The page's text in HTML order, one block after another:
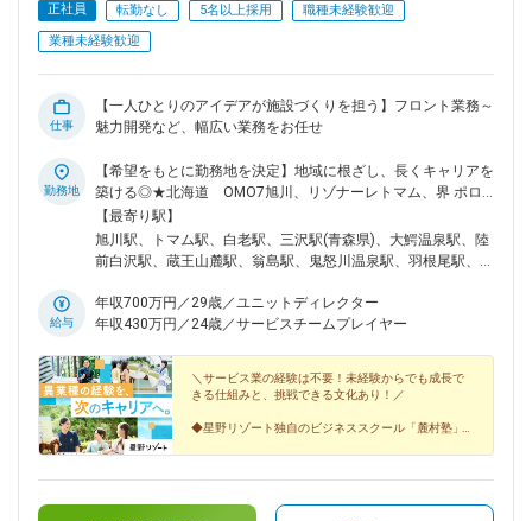
正社員 転勤なし 5名以上採用
職種未経験歓迎
業種未経験歓迎
仕事
【一人ひとりのアイデアが施設づくりを担う】フロント業務～
魅力開発など、幅広い業務をお任せ
勤務地
【希望をもとに勤務地を決定】地域に根ざし、長くキャリアを
築ける◎★北海道 OMO7旭川、リゾナーレトマム、界 ポロト
★青森 青森屋、奥入瀬渓流ホテル、界 津軽★宮城 界 秋保
★山形 界 蔵王（26年秋開業予定）★福島 磐梯山温泉ホテ
ル★栃木 界 鬼怒川★群馬 界 草津★神奈川 界 箱根、界 仙
岳、星のや富士★岐阜 界 奥飛騨★長野 界 アルプス★静
岡 界 伊東、界 アンジン、界 遠州、リゾナーレ熱海★京都
島 界 宮島（26年夏開業予定）★山口 界 長門★高知
OMO7高知★長崎 界 雲仙★大分 界 由布院、界 別府★鹿児
島 界 霧島★沖縄 星のや竹富島、星のや沖縄、リゾナーレ
小浜島、西表島ホテル開業前に入社された場合、全国の星野リ
ゾート施設で勤務後、開業時期に異動となります。勤務地・異
【最寄り駅】
旭川駅、トマム駅、白老駅、三沢駅(青森県)、大鰐温泉駅、陸
前白沢駅、蔵王山麓駅、翁島駅、鬼怒川温泉駅、羽根尾駅、塔
新島々駅、信濃木崎駅、伊東駅、寸座駅、来宮駅、トロッコ嵐
山駅、新今宮駅、玉造温泉駅、出雲大社前駅、宮島口駅、長門
霧島神宮駅、浦添前田駅、新今宮駅前駅、宝永町駅、動物園前
駅、デンテツターミナルビル前駅
給与
年収700万円／29歳／ユニットディレクター
年収430万円／24歳／サービスチームプレイヤー
＼サービス業の経験は不要！未経験からでも成長で
きる仕組みと、挑戦できる文化あり！／
◆星野リゾート独自のビジネススクール「麓村塾」
◆週休3日制（界ブランドの場合）／施設利用割引制